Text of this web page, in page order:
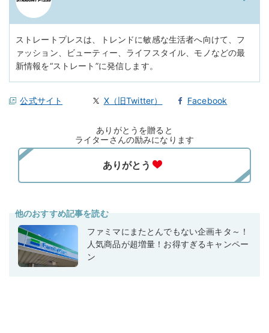
ストレートプレスは、トレンドに敏感な生活者へ向けて、フ
ァッション、ビューティー、ライフスタイル、モノなどの最
新情報を“ストレート”に発信します。
公式サイト X（旧Twitter） Facebook
ありがとうを贈ると
ライターさんの励みになります
他のおすすめ記事を読む
ファミマにまたとんでもない企画キタ～！
人気商品が超増量！お得すぎるキャンペー
ン